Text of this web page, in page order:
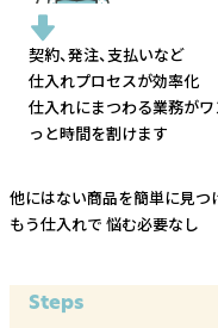
契約、発注、支払いなど
仕入れプロセスが効率化
仕入れにまつわる業務がワ
っと時間を割けます
他にはない商品を簡単に見つ
もう仕入れで 悩む必要なし
Steps